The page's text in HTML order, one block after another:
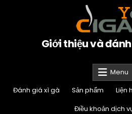
Giới thiệu và
Menu
Đánh giá xì gà
Sản phẩm Liện
Điều khoản dịch